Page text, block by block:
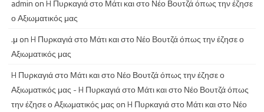
admin onH Πυρκαγιά στο Μάτι και στο Νέο Βουτζά όπως την έζησε
ο Αξιωματικός μας
.μ onH Πυρκαγιά στο Μάτι και στο Νέο Βουτζά όπως την έζησε ο
Αξιωματικός μας
H Πυρκαγιά στο Μάτι και στο Νέο Βουτζά όπως την έζησε ο
Αξιωματικός μας - H Πυρκαγιά στο Μάτι και στο Νέο Βουτζά όπως
την έζησε ο Αξιωματικός μαςonH Πυρκαγιά στο Μάτι και στο Νέο